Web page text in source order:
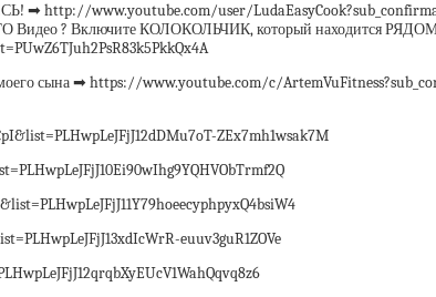
➡ http://www.youtube.com/user/
? Включите КОЛОКОЛЬЧИК, который находится
➡ https://www.youtube.com/c/
ZEx7mh1wsak7M
euuv3guR1ZOVe